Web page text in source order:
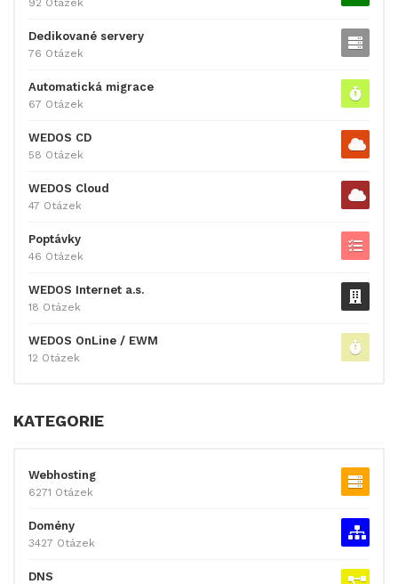
Dedikované servery
76 Otázek
Automatická migrace
67 Otázek
WEDOS CD
58 Otázek
WEDOS Cloud
47 Otázek
Poptávky
46 Otázek
WEDOS Internet a.s.
18 Otázek
WEDOS OnLine / EWM
12 Otázek
KATEGORIE
Webhosting
6271 Otázek
Domény
3427 Otázek
DNS